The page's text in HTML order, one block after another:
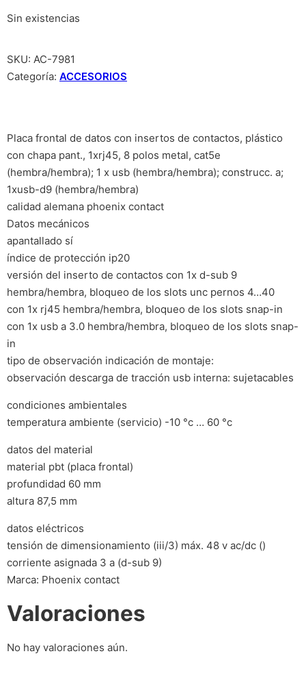
Sin existencias
SKU: AC-7981
Categoría: ACCESORIOS
Placa frontal de datos con insertos de contactos, plástico
con chapa pant., 1xrj45, 8 polos metal, cat5e
(hembra/hembra); 1 x usb (hembra/hembra); construcc. a;
1xusb-d9 (hembra/hembra)
calidad alemana phoenix contact
Datos mecánicos
apantallado sí
índice de protección ip20
versión del inserto de contactos con 1x d-sub 9
hembra/hembra, bloqueo de los slots unc pernos 4…40
con 1x rj45 hembra/hembra, bloqueo de los slots snap-in
con 1x usb a 3.0 hembra/hembra, bloqueo de los slots snap-
in
tipo de observación indicación de montaje:
observación descarga de tracción usb interna: sujetacables
condiciones ambientales
temperatura ambiente (servicio) -10 °c … 60 °c
datos del material
material pbt (placa frontal)
profundidad 60 mm
altura 87,5 mm
datos eléctricos
tensión de dimensionamiento (iii/3) máx. 48 v ac/dc ()
corriente asignada 3 a (d-sub 9)
Marca: Phoenix contact
Valoraciones
No hay valoraciones aún.